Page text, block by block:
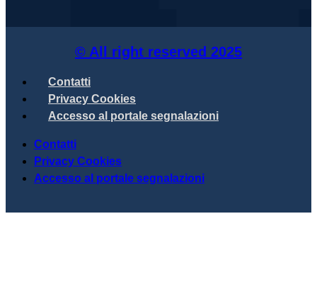
© All right reserved 2025
Contatti
Privacy Cookies
Accesso al portale segnalazioni
Contatti
Privacy Cookies
Accesso al portale segnalazioni